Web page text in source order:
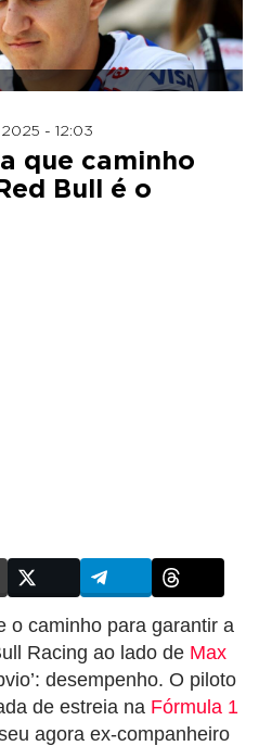
- 12:03
que caminho
Bull é o
o caminho para garantir a
Racing ao lado de Max
desempenho. O piloto
de estreia na Fórmula 1
agora ex-companheiro